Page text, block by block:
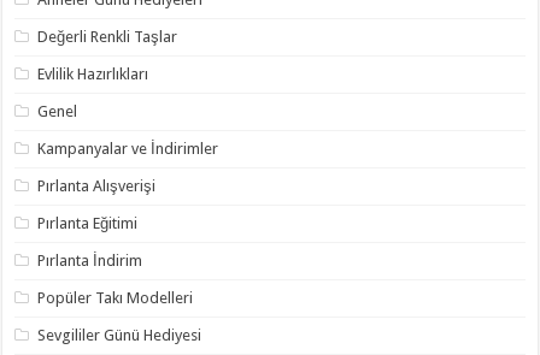
Değerli Renkli Taşlar
Evlilik Hazırlıkları
Genel
Kampanyalar ve İndirimler
Pırlanta Alışverişi
Pırlanta Eğitimi
Pırlanta İndirim
Popüler Takı Modelleri
Sevgililer Günü Hediyesi